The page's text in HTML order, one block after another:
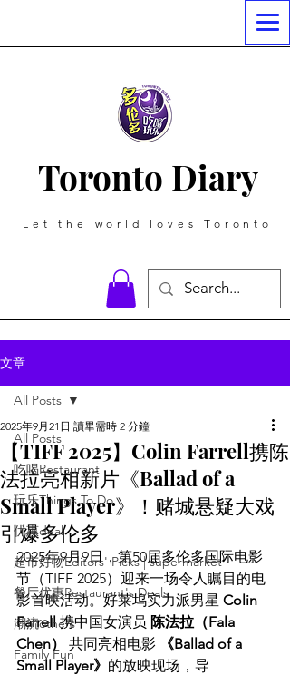
Toronto Diary
Let the world loves Toronto
文章
All Posts
吃喝Restaurant
玩乐Things To Do
优惠deal
超市好物Editors' Picks | supermarket
餐厅优惠Restaurant's Deals
潮流others
Family Fun
All Posts
【TIFF 2025】Colin Farrell携陈
法拉亮相新片《Ballad of a
Small Player》！赌城悬疑大戏
引爆多伦多
2025年9月21日 讀畢需時 2 分鐘
2025年9月9日，第50届多伦多国际电影
节（TIFF 2025）迎来一场令人瞩目的电
影首映活动。好莱坞实力派男星 Colin
Farrell 携中国女演员 陈法拉（Fala
Chen）
共同亮相电影
《Ballad of a
Small Player》 的放映现场，导